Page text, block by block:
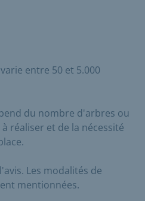
entre 50 et 5.000
du nombre d'arbres ou
réaliser et de la nécessité
Les modalités de
mentionnées.